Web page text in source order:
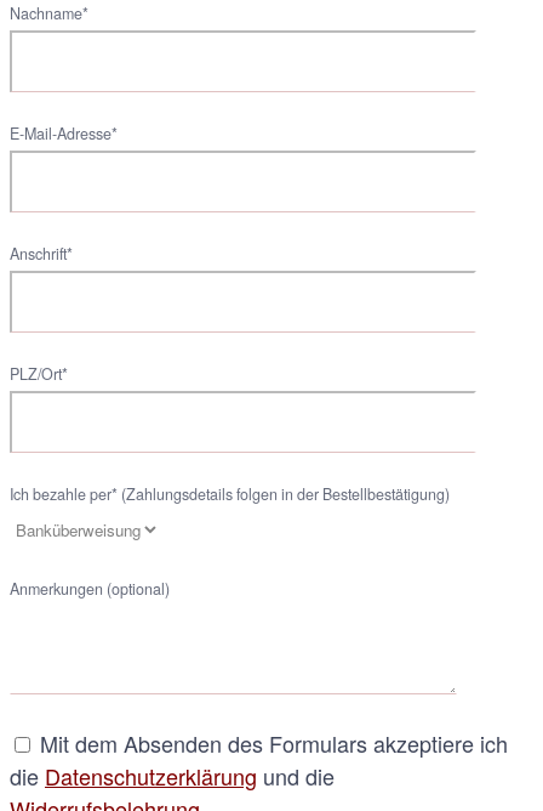
Nachname*
E-Mail-Adresse*
Anschrift*
PLZ/Ort*
Ich bezahle per* (Zahlungsdetails folgen in der Bestellbestätigung)
Anmerkungen (optional)
Mit dem Absenden des Formulars akzeptiere ich
die Datenschutzerklärung und die